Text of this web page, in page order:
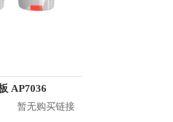
AP7036
暂无购买链接